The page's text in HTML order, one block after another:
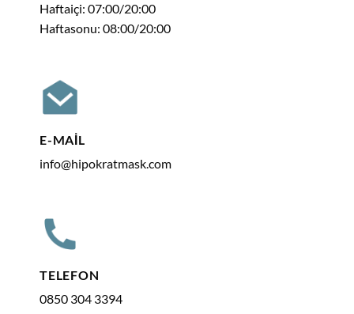
Haftaiçi: 07:00/20:00
Haftasonu: 08:00/20:00
E-MAIL
info@hipokratmask.com
TELEFON
0850 304 3394